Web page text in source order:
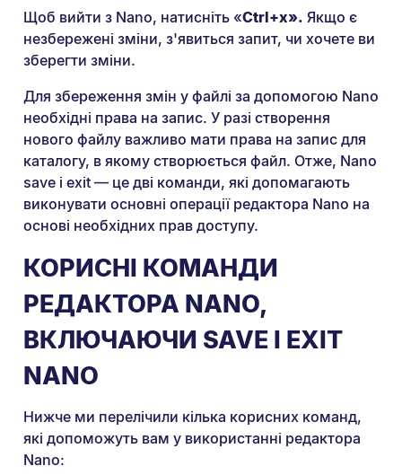
Щоб вийти з Nano, натисніть «Ctrl+x». Якщо є
незбережені зміни, з'явиться запит, чи хочете ви
зберегти зміни.
Для збереження змін у файлі за допомогою Nano
необхідні права на запис. У разі створення
нового файлу важливо мати права на запис для
каталогу, в якому створюється файл. Отже, Nano
save і exit — це дві команди, які допомагають
виконувати основні операції редактора Nano на
основі необхідних прав доступу.
КОРИСНІ КОМАНДИ
РЕДАКТОРА NANO,
ВКЛЮЧАЮЧИ SAVE І EXIT
NANO
Нижче ми перелічили кілька корисних команд,
які допоможуть вам у використанні редактора
Nano: